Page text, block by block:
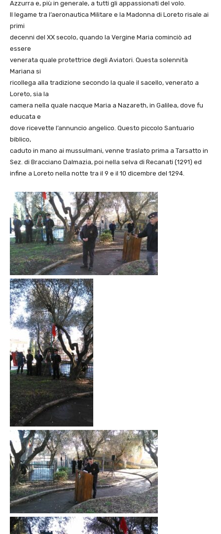
Azzurra e, più in generale, a tutti gli appassionati del volo.
Il legame tra l’aeronautica Militare e la Madonna di Loreto risale ai
primi
decenni del XX secolo, quando la Vergine Maria cominciò ad
essere
venerata quale protettrice degli Aviatori. Questa solennità
Mariana si
ricollega alla tradizione secondo la quale il sacello, venerato a
Loreto, sia la
camera nella quale nacque Maria a Nazareth, in Galilea, dove fu
educata e
dove ricevette l’annuncio angelico. Questo piccolo Santuario
biblico,
caduto in mano ai mussulmani, venne traslato prima a Tarsatto in
Sez. di Bracciano Dalmazia, poi nella selva di Recanati (1291) ed
infine a Loreto nella notte tra il 9 e il 10 dicembre del 1294.